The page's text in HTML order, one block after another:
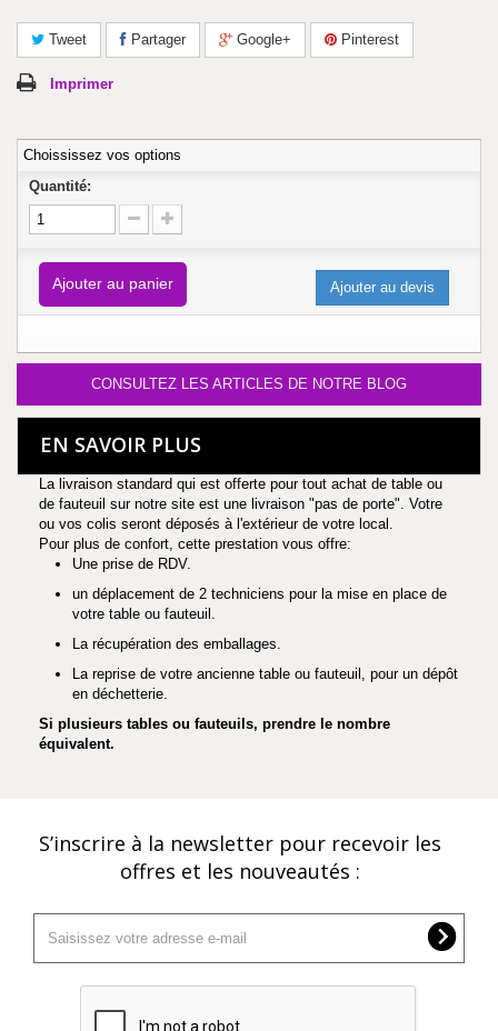
Tweet Partager Google+ Pinterest
Imprimer
Choississez vos options
Quantité:
Ajouter au panier Ajouter au devis
CONSULTEZ LES ARTICLES DE NOTRE BLOG
EN SAVOIR PLUS
La livraison standard qui est offerte pour tout achat de table ou
de fauteuil sur notre site est une livraison "pas de porte". Votre
ou vos colis seront déposés à l'extérieur de votre local.
Pour plus de confort, cette prestation vous offre:
Une prise de RDV.
un déplacement de 2 techniciens pour la mise en place de
votre table ou fauteuil.
La récupération des emballages.
La reprise de votre ancienne table ou fauteuil, pour un dépôt
en déchetterie.
Si plusieurs tables ou fauteuils, prendre le nombre
équivalent.
S’inscrire à la newsletter pour recevoir les
offres et les nouveautés :